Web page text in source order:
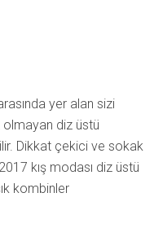
yer alan sizi
olmayan diz üstü
Dikkat çekici ve sokak
kış modası diz üstü
kombinler